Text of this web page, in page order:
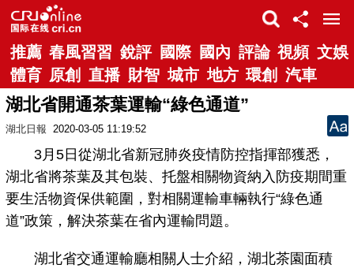
推薦 春風習習 銳評 國際 國內 評論 視頻 文娛
體育 原創 直播 財智 城市 地方 環創 汽車
湖北省開通茶葉運輸“綠色通道”
湖北日報 2020-03-05 11:19:52
3月5日從湖北省新冠肺炎疫情防控指揮部獲悉，
湖北省將茶葉及其包裝、托盤相關物資納入防疫期間重
要生活物資保供範圍，對相關運輸車輛執行“綠色通
道”政策，解決茶葉在省內運輸問題。
湖北省交通運輸廳相關人士介紹，湖北茶園面積